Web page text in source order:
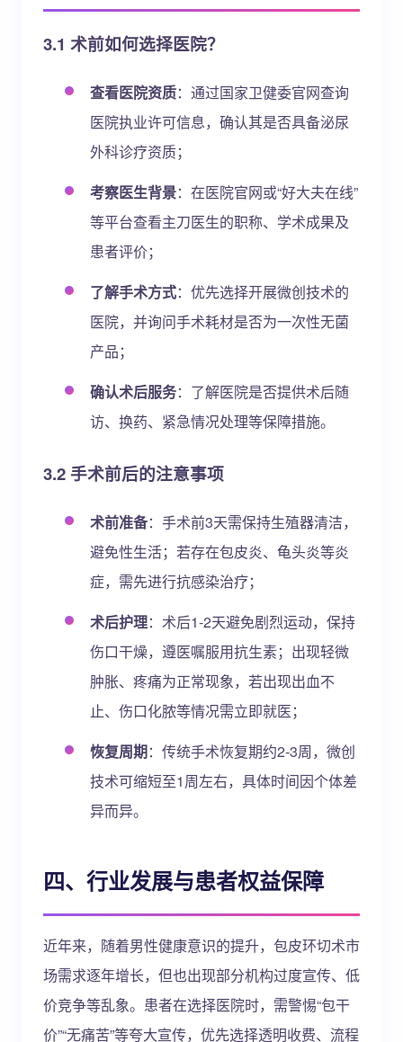
3.1 术前如何选择医院？
查看医院资质：通过国家卫健委官网查询
医院执业许可信息，确认其是否具备泌尿
外科诊疗资质；
考察医生背景：在医院官网或“好大夫在线”
等平台查看主刀医生的职称、学术成果及
患者评价；
了解手术方式：优先选择开展微创技术的
医院，并询问手术耗材是否为一次性无菌
产品；
确认术后服务：了解医院是否提供术后随
访、换药、紧急情况处理等保障措施。
3.2 手术前后的注意事项
术前准备：手术前3天需保持生殖器清洁，
避免性生活；若存在包皮炎、龟头炎等炎
症，需先进行抗感染治疗；
术后护理：术后1-2天避免剧烈运动，保持
伤口干燥，遵医嘱服用抗生素；出现轻微
肿胀、疼痛为正常现象，若出现出血不
止、伤口化脓等情况需立即就医；
恢复周期：传统手术恢复期约2-3周，微创
技术可缩短至1周左右，具体时间因个体差
异而异。
四、行业发展与患者权益保障
近年来，随着男性健康意识的提升，包皮环切术市
场需求逐年增长，但也出现部分机构过度宣传、低
价竞争等乱象。患者在选择医院时，需警惕“包干
价”“无痛苦”等夸大宣传，优先选择透明收费、流程